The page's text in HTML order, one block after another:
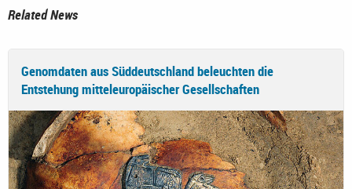
Related News
Genomdaten aus Süddeutschland beleuchten die
Entstehung mitteleuropäischer Gesellschaften